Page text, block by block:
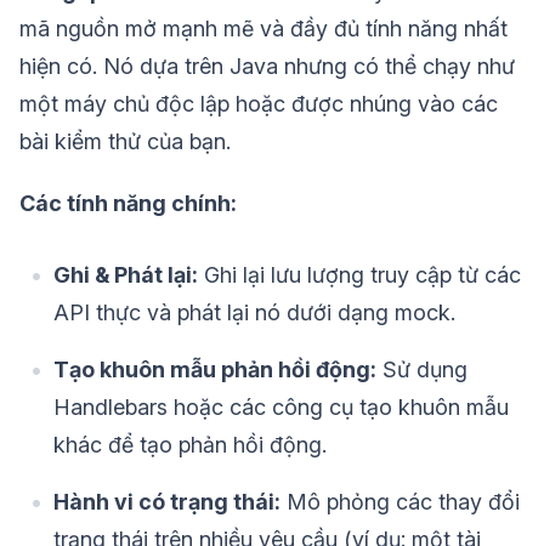
mã nguồn mở mạnh mẽ và đầy đủ tính năng nhất
hiện có. Nó dựa trên Java nhưng có thể chạy như
một máy chủ độc lập hoặc được nhúng vào các
bài kiểm thử của bạn.
Các tính năng chính:
Ghi & Phát lại: Ghi lại lưu lượng truy cập từ các
API thực và phát lại nó dưới dạng mock.
Tạo khuôn mẫu phản hồi động: Sử dụng
Handlebars hoặc các công cụ tạo khuôn mẫu
khác để tạo phản hồi động.
Hành vi có trạng thái: Mô phỏng các thay đổi
trạng thái trên nhiều yêu cầu (ví dụ: một tài